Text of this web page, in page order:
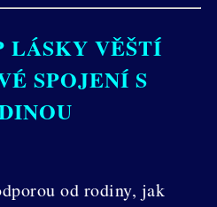
LÁSKY VĚŠTÍ
SPOJENÍ S
od rodiny, jak